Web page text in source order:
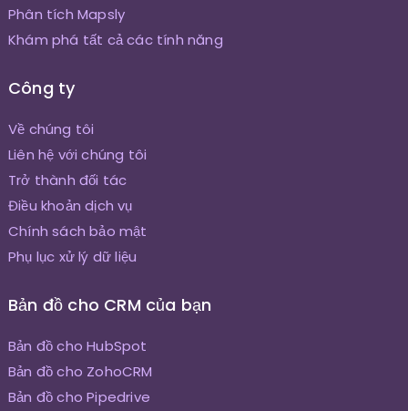
Phân tích Mapsly
Khám phá tất cả các tính năng
Công ty
Về chúng tôi
Liên hệ với chúng tôi
Trở thành đối tác
Điều khoản dịch vụ
Chính sách bảo mật
Phụ lục xử lý dữ liệu
Bản đồ cho CRM của bạn
Bản đồ cho HubSpot
Bản đồ cho ZohoCRM
Bản đồ cho Pipedrive